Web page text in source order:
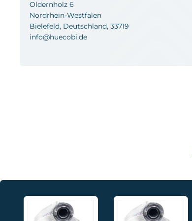
Oldernholz 6
Nordrhein-Westfalen
Bielefeld, Deutschland, 33719
info@huecobi.de